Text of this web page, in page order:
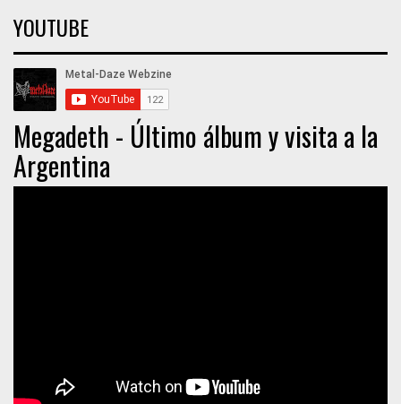
YOUTUBE
Megadeth - Último álbum y visita a la
Argentina